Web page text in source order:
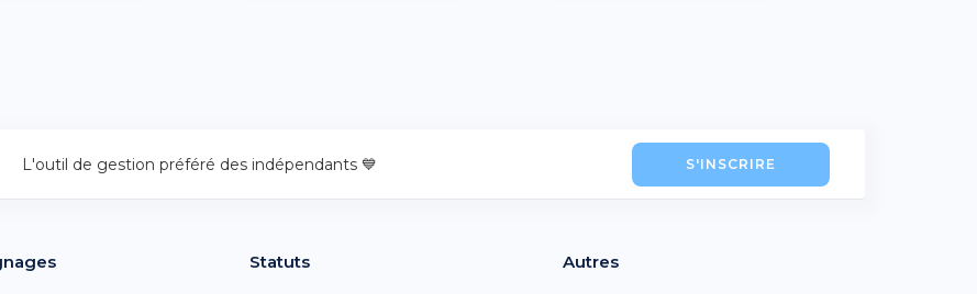
L'outil de gestion préféré des indépendants 💙 S'INSCRIRE
Statuts Autres